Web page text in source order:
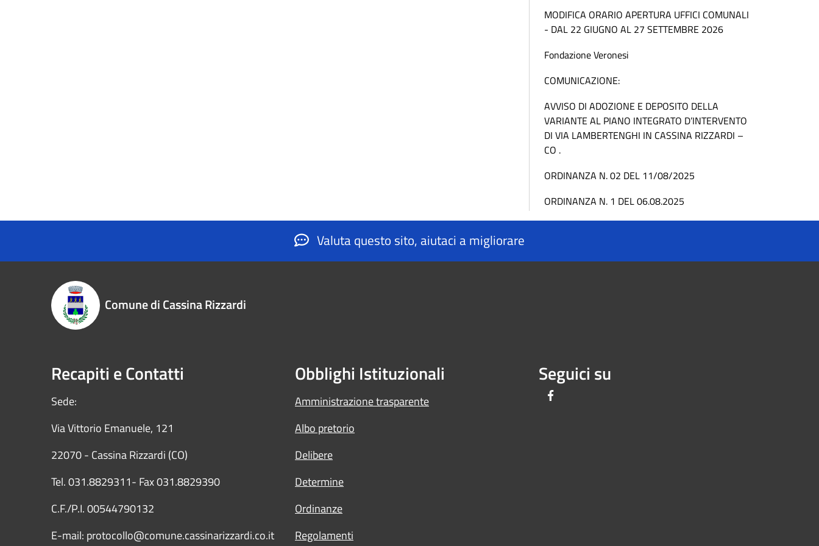
MODIFICA ORARIO APERTURA UFFICI COMUNALI
- DAL 22 GIUGNO AL 27 SETTEMBRE 2026
Fondazione Veronesi
COMUNICAZIONE:
AVVISO DI ADOZIONE E DEPOSITO DELLA
VARIANTE AL PIANO INTEGRATO D’INTERVENTO
DI VIA LAMBERTENGHI IN CASSINA RIZZARDI –
CO .
ORDINANZA N. 02 DEL 11/08/2025
ORDINANZA N. 1 DEL 06.08.2025
Valuta questo sito, aiutaci a migliorare
Comune di Cassina Rizzardi
Recapiti e Contatti
Sede:
Via Vittorio Emanuele, 121
22070 - Cassina Rizzardi (CO)
Tel. 031.8829311- Fax 031.8829390
C.F./P.I. 00544790132
E-mail: protocollo@comune.cassinarizzardi.co.it
Obblighi Istituzionali
Amministrazione trasparente
Albo pretorio
Delibere
Determine
Ordinanze
Regolamenti
Seguici su